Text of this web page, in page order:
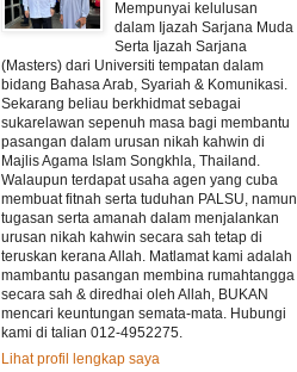
Mempunyai kelulusan
dalam Ijazah Sarjana Muda
Serta Ijazah Sarjana
(Masters) dari Universiti tempatan dalam
bidang Bahasa Arab, Syariah & Komunikasi.
Sekarang beliau berkhidmat sebagai
sukarelawan sepenuh masa bagi membantu
pasangan dalam urusan nikah kahwin di
Majlis Agama Islam Songkhla, Thailand.
Walaupun terdapat usaha agen yang cuba
membuat fitnah serta tuduhan PALSU, namun
tugasan serta amanah dalam menjalankan
urusan nikah kahwin secara sah tetap di
teruskan kerana Allah. Matlamat kami adalah
mambantu pasangan membina rumahtangga
secara sah & diredhai oleh Allah, BUKAN
mencari keuntungan semata-mata. Hubungi
kami di talian 012-4952275.
Lihat profil lengkap saya